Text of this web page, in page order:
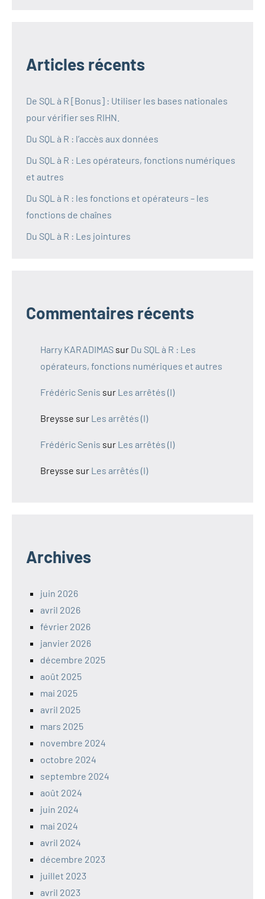
Articles récents
De SQL à R [Bonus] : Utiliser les bases nationales
pour vérifier ses RIHN.
Du SQL à R : l’accès aux données
Du SQL à R : Les opérateurs, fonctions numériques
et autres
Du SQL à R : les fonctions et opérateurs – les
fonctions de chaînes
Du SQL à R : Les jointures
Commentaires récents
Harry KARADIMAS sur Du SQL à R : Les
opérateurs, fonctions numériques et autres
Frédéric Senis sur Les arrêtés (I)
Breysse sur Les arrêtés (I)
Frédéric Senis sur Les arrêtés (I)
Breysse sur Les arrêtés (I)
Archives
juin 2026
avril 2026
février 2026
janvier 2026
décembre 2025
août 2025
mai 2025
avril 2025
mars 2025
novembre 2024
octobre 2024
septembre 2024
août 2024
juin 2024
mai 2024
avril 2024
décembre 2023
juillet 2023
avril 2023